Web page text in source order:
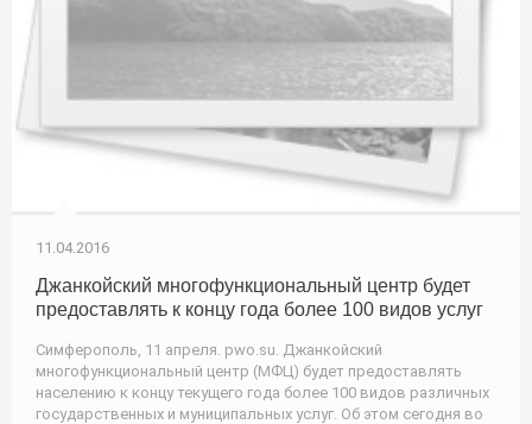
11.04.2016
Джанкойский многофункциональный центр будет
предоставлять к концу года более 100 видов услуг
Симферополь, 11 апреля. pwo.su. Джанкойский
многофункциональный центр (МФЦ) будет предоставлять
населению к концу текущего года более 100 видов различных
государственных и муниципальных услуг. Об этом сегодня во